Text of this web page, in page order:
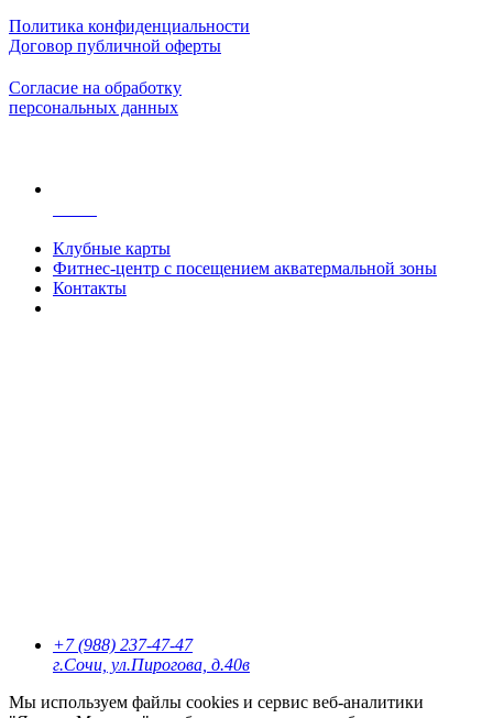
Политика конфиденциальности
Договор публичной оферты
Согласие на обработку
персональных данных
Клубные карты
Фитнес-центр с посещением акватермальной зоны
Контакты
+7 (988) 237-47-47
г.Сочи, ул.Пирогова, д.40в
Мы используем файлы cookies и сервис веб-аналитики